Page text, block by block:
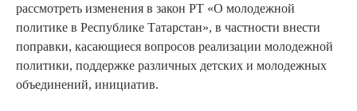
рассмотреть изменения в закон РТ «О молодежной
политике в Республике Татарстан», в частности внести
поправки, касающиеся вопросов реализации молодежной
политики, поддержке различных детских и молодежных
объединений, инициатив.